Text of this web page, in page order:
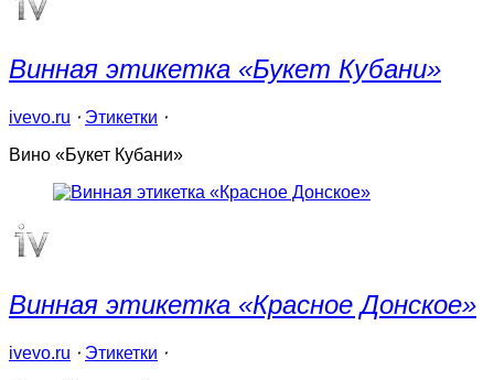
Винная этикетка «Букет Кубани»
ivevo.ru ⋅ Этикетки ⋅
Вино «Букет Кубани»
Винная этикетка «Красное Донское»
ivevo.ru ⋅ Этикетки ⋅